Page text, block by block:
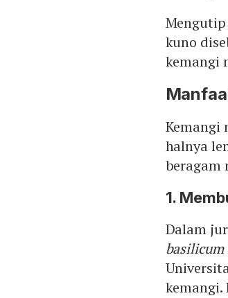
kuno
kemangi
Kemangi
halnya
beragam
1.
Dalam
basilicum
kemangi.